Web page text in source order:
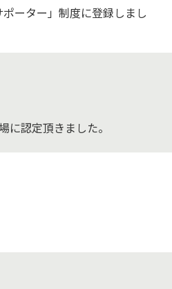
ーター」制度に登録しまし
に認定頂きました。